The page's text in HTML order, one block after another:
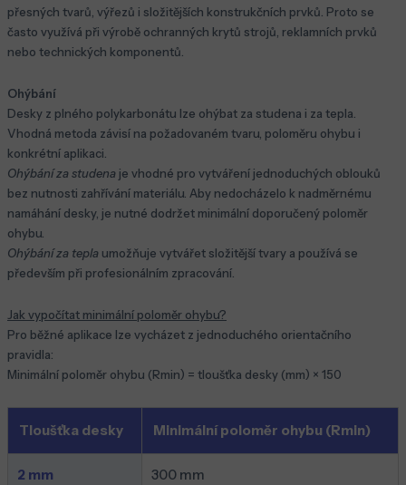
přesných tvarů, výřezů i složitějších konstrukčních prvků. Proto se
často využívá při výrobě ochranných krytů strojů, reklamních prvků
nebo technických komponentů.
Ohýbání
Desky z plného polykarbonátu lze ohýbat za studena i za tepla.
Vhodná metoda závisí na požadovaném tvaru, poloměru ohybu i
konkrétní aplikaci.
Ohýbání za studena je vhodné pro vytváření jednoduchých oblouků
bez nutnosti zahřívání materiálu. Aby nedocházelo k nadměrnému
namáhání desky, je nutné dodržet minimální doporučený poloměr
ohybu.
Ohýbání za tepla umožňuje vytvářet složitější tvary a používá se
především při profesionálním zpracování.
Jak vypočítat minimální poloměr ohybu?
Pro běžné aplikace lze vycházet z jednoduchého orientačního
pravidla:
Minimální poloměr ohybu (Rmin) = tloušťka desky (mm) × 150
Tloušťka desky Minimální poloměr ohybu (Rmin)
2 mm 300 mm